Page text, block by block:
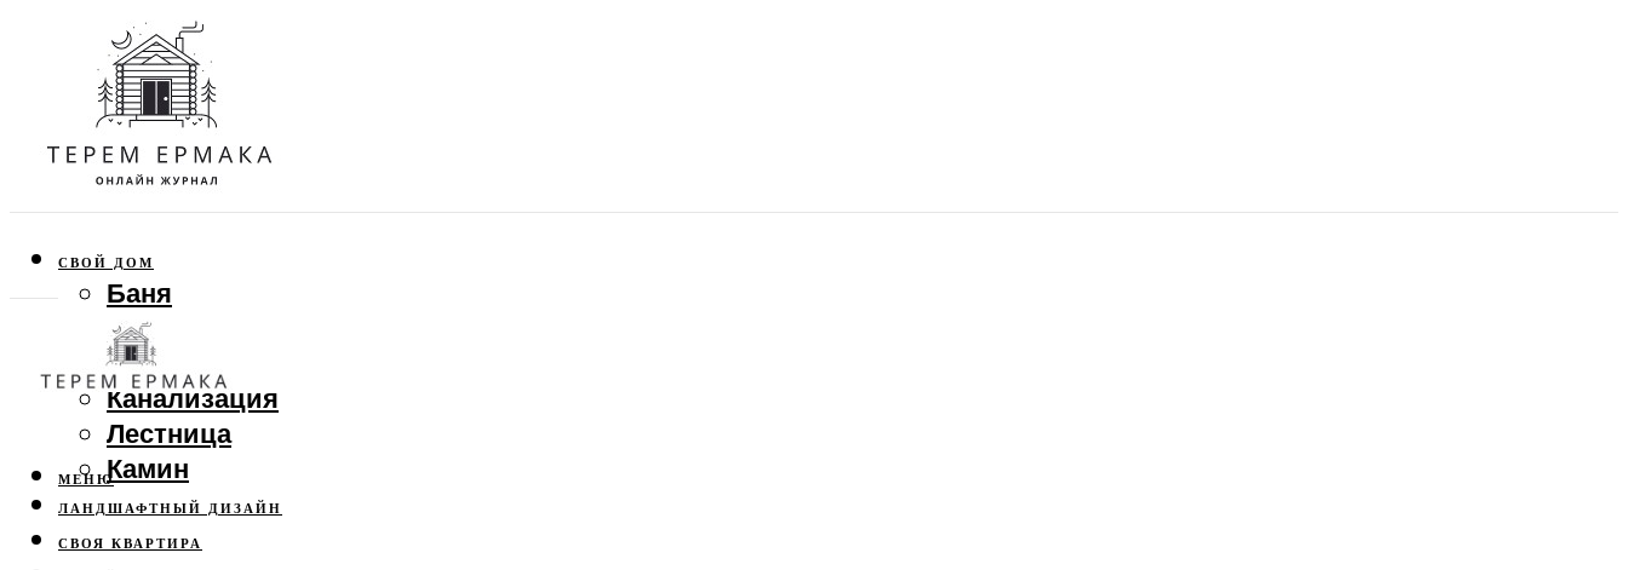
СВОЙ ДОМ
Баня
Веранда
Забор
Канализация
Лестница
Камин
ЛАНДШАФТНЫЙ ДИЗАЙН
СВОЯ КВАРТИРА
МЕНЮ